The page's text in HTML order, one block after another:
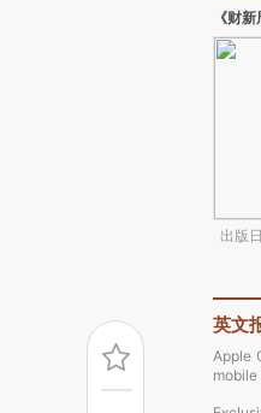
《财
出版
英文
Apple